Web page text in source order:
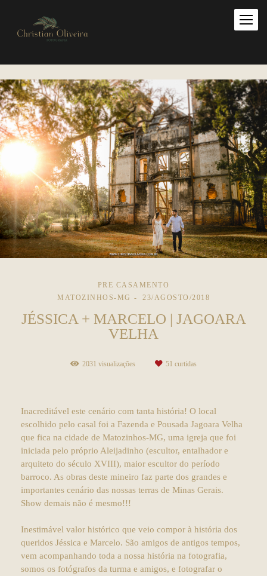
PRE CASAMENTO
MATOZINHOS-MG
23/AGOSTO/2018
JÉSSICA + MARCELO | JAGOARA
VELHA
2031 visualizações 51 curtidas
Inacreditável este cenário com tanta história! O local
escolhido pelo casal foi a Fazenda e Pousada Jagoara Velha
que fica na cidade de Matozinhos-MG, uma igreja que foi
iniciada pelo próprio Aleijadinho (escultor, entalhador e
arquiteto do século XVIII), maior escultor do período
barroco. As obras deste mineiro faz parte dos grandes e
importantes cenário das nossas terras de Minas Gerais.
Show demais não é mesmo!!!
Inestimável valor histórico que veio compor à história dos
queridos Jéssica e Marcelo. São amigos de antigos tempos,
vem acompanhando toda a nossa história na fotografia,
somos os fotógrafos da turma e amigos, e fotografar o